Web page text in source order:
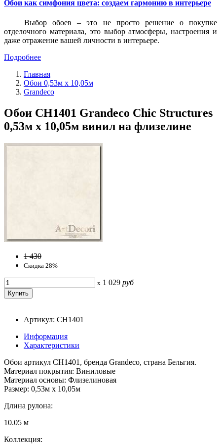
Обои как симфония цвета: создаем гармонию в интерьере
Выбор обоев – это не просто решение о покупке
отделочного материала, это выбор атмосферы, настроения и
даже отражение вашей личности в интерьере.
Подробнее
Главная
Обои 0,53м x 10,05м
Grandeco
Обои CH1401 Grandeco Chic Structures
0,53м x 10,05м винил на флизелине
1 430
Скидка 28%
x 1 029 руб
Артикул: CH1401
Информация
Характеристики
Обои артикул CH1401, бренда Grandeco, страна Бельгия.
Материал покрытия: Виниловые
Материал основы: Флизелиновая
Размер: 0,53м x 10,05м
Длина рулона:
10.05 м
Коллекция: